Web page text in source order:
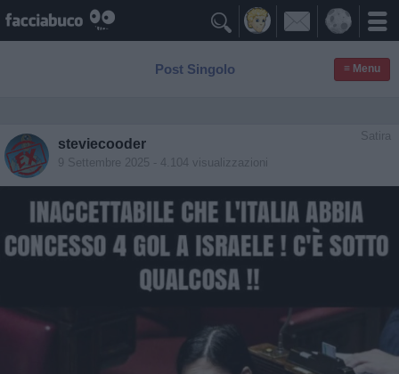

Post Singolo ≡ Menu
Satira
steviecooder
9 Settembre 2025 - 4.104 visualizzazioni